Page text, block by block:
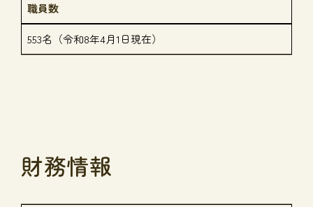
職員数
553名（令和8年4月1日現在）
財務情報